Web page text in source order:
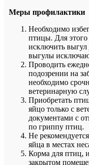
Меры профилактики
Необходимо
птицы. Для
исключить
выгулы
Проводить
подозрении на
необходимо
ветеринарную
Приобретать
яйцо только с
документами с
по гриппу птиц.
Не
яйца в местах
Корма для птиц,
закрытом